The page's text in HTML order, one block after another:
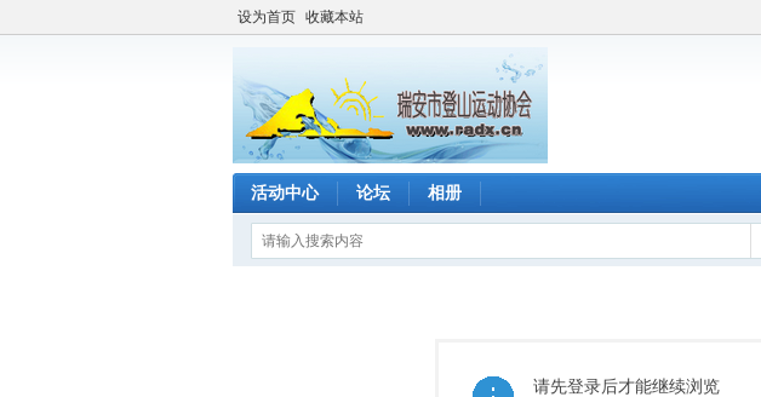
设为首页 收藏本站
活动中心 论坛 相册
请先登录后才能继续浏览